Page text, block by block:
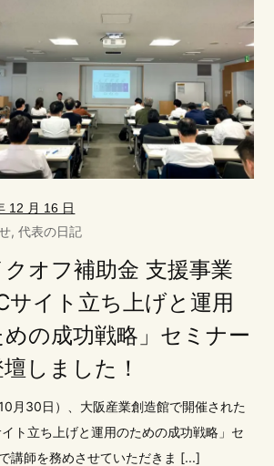
12 月 16 日
,代表の日記
オフ補助金 支援事業
サイト立ち上げと運用
の成功戦略」セミナー
しました！
月30日）、大阪産業創造館で開催された
イト立ち上げと運用のための成功戦略」セ
講師を務めさせていただきま [...]